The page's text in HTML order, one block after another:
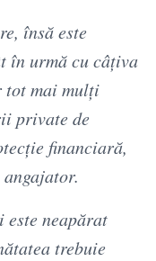
însă este
în urmă cu câțiva
tot mai mulți
private de
financiară,
este neapărat
trebuie